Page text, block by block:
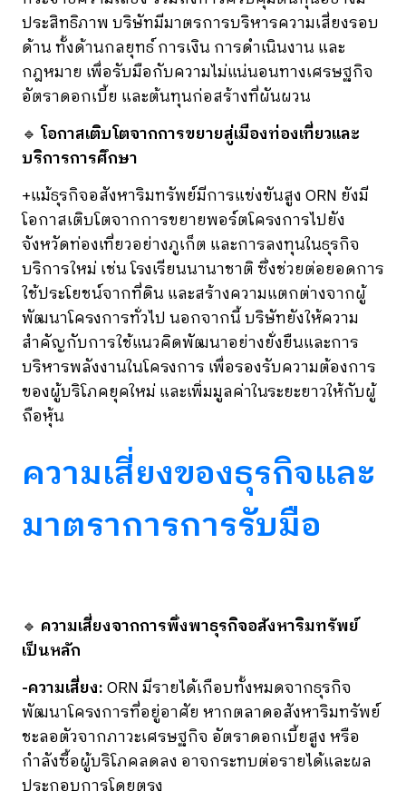
ประสิทธิภาพ บริษัทมีมาตรการบริหารความเสี่ยงรอบ
ด้าน ทั้งด้านกลยุทธ์ การเงิน การดำเนินงาน และ
กฎหมาย เพื่อรับมือกับความไม่แน่นอนทางเศรษฐกิจ
อัตราดอกเบี้ย และต้นทุนก่อสร้างที่ผันผวน
🔹 โอกาสเติบโตจากการขยายสู่เมืองท่องเที่ยวและ
บริการการศึกษา
+แม้ธุรกิจอสังหาริมทรัพย์มีการแข่งขันสูง ORN ยังมี
โอกาสเติบโตจากการขยายพอร์ตโครงการไปยัง
จังหวัดท่องเที่ยวอย่างภูเก็ต และการลงทุนในธุรกิจ
บริการใหม่ เช่น โรงเรียนนานาชาติ ซึ่งช่วยต่อยอดการ
ใช้ประโยชน์จากที่ดิน และสร้างความแตกต่างจากผู้
พัฒนาโครงการทั่วไป นอกจากนี้ บริษัทยังให้ความ
สำคัญกับการใช้แนวคิดพัฒนาอย่างยั่งยืนและการ
บริหารพลังงานในโครงการ เพื่อรองรับความต้องการ
ของผู้บริโภคยุคใหม่ และเพิ่มมูลค่าในระยะยาวให้กับผู้
ถือหุ้น
ความเสี่ยงของธุรกิจและ
มาตราการการรับมือ
🔹 ความเสี่ยงจากการพึ่งพาธุรกิจอสังหาริมทรัพย์
เป็นหลัก
-ความเสี่ยง:ORN มีรายได้เกือบทั้งหมดจากธุรกิจ
พัฒนาโครงการที่อยู่อาศัย หากตลาดอสังหาริมทรัพย์
ชะลอตัวจากภาวะเศรษฐกิจ อัตราดอกเบี้ยสูง หรือ
กำลังซื้อผู้บริโภคลดลง อาจกระทบต่อรายได้และผล
ประกอบการโดยตรง